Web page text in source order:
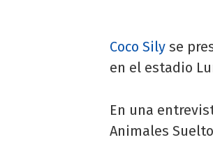
Coco Sily se
en el estadio
En una
Animales